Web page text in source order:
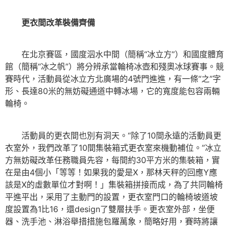
更衣間改革裝備齊備
在北京賽區，國度泅水中間（簡稱“冰立方”）和國度體育
館（簡稱“冰之帆”）將分辨承當輪椅冰壺和殘奧冰球賽事。競
賽時代，活動員從冰立方北廣場的4號門進進，有一條“之”字
形、長達80米的無妨礙通道中轉冰場，它的寬度能包容兩輛
輪椅。
活動員的更衣間也別有洞天。“除了10間永遠的活動員更
衣室外，我們改革了10間集裝箱式更衣室來機動補位。”冰立
方無妨礙改革任務職員先容，每間約30平方米的集裝箱，實
在是由4個小「等等！如果我的愛是X，那林天秤的回應Y應
該是X的虛數單位才對啊！」集裝箱拼接而成，為了共同輪椅
平進平出，采用了主動門的設置，更衣室門口的輪椅坡道坡
度設置為1比16，還design了雙層扶手。更衣室外部，坐便
器、洗手池、淋浴舉措措施包羅萬象，簡略好用，賽時將讓